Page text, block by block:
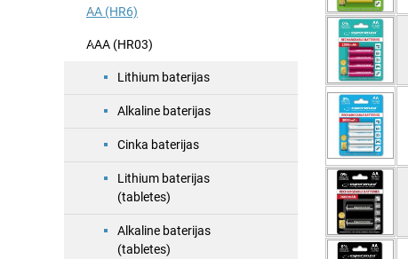
AA (HR6)
AAA (HR03)
Lithium baterijas
Alkaline baterijas
Cinka baterijas
Lithium baterijas
(tabletes)
Alkaline baterijas
(tabletes)